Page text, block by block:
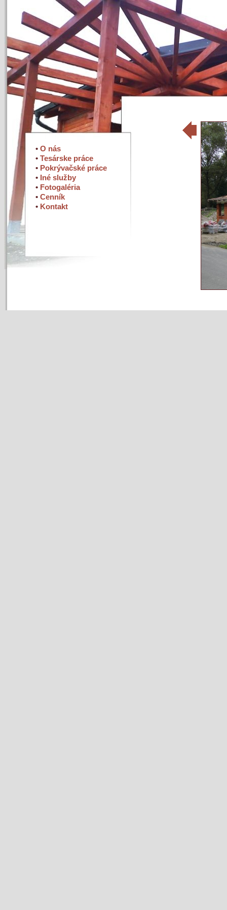
• O nás
• Tesárske práce
• Pokrývačské práce
• Iné služby
• Fotogaléria
• Cenník
• Kontakt